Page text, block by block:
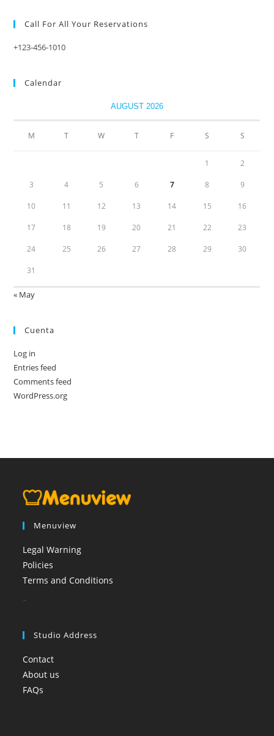
Call For All Your​ Reservations
+123-456-1010
Calendar
AUGUST 2026
M T W T F S S
1 2
3 4 5 6 7 8 9
10 11 12 13 14 15 16
17 18 19 20 21 22 23
24 25 26 27 28 29 30
31
« May
Cuenta
Log in
Entries feed
Comments feed
WordPress.org
Menuview
Legal Warning
Policies
Terms and Conditions
Studio Address
Contact
About us
FAQs